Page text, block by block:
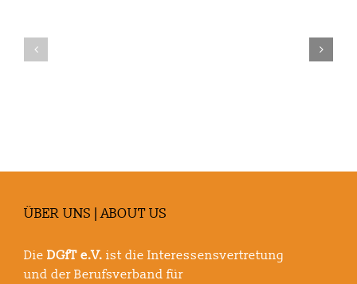
Heiligenfeld
ÜBER UNS | ABOUT US
Die DGfT e.V. ist die Interessensvertretung
und der Berufsverband für